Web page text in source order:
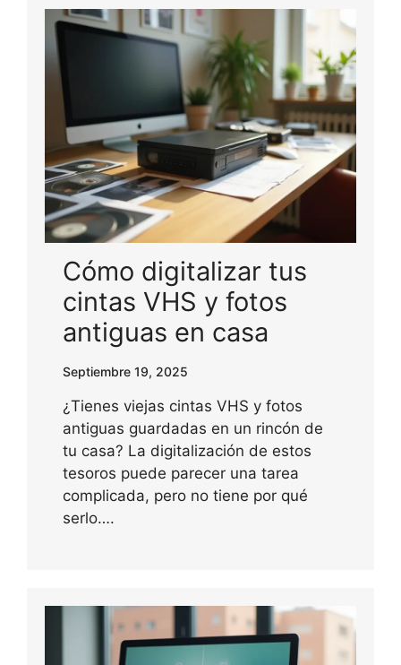
Cómo digitalizar tus
cintas VHS y fotos
antiguas en casa
Septiembre 19, 2025
¿Tienes viejas cintas VHS y fotos
antiguas guardadas en un rincón de
tu casa? La digitalización de estos
tesoros puede parecer una tarea
complicada, pero no tiene por qué
serlo….